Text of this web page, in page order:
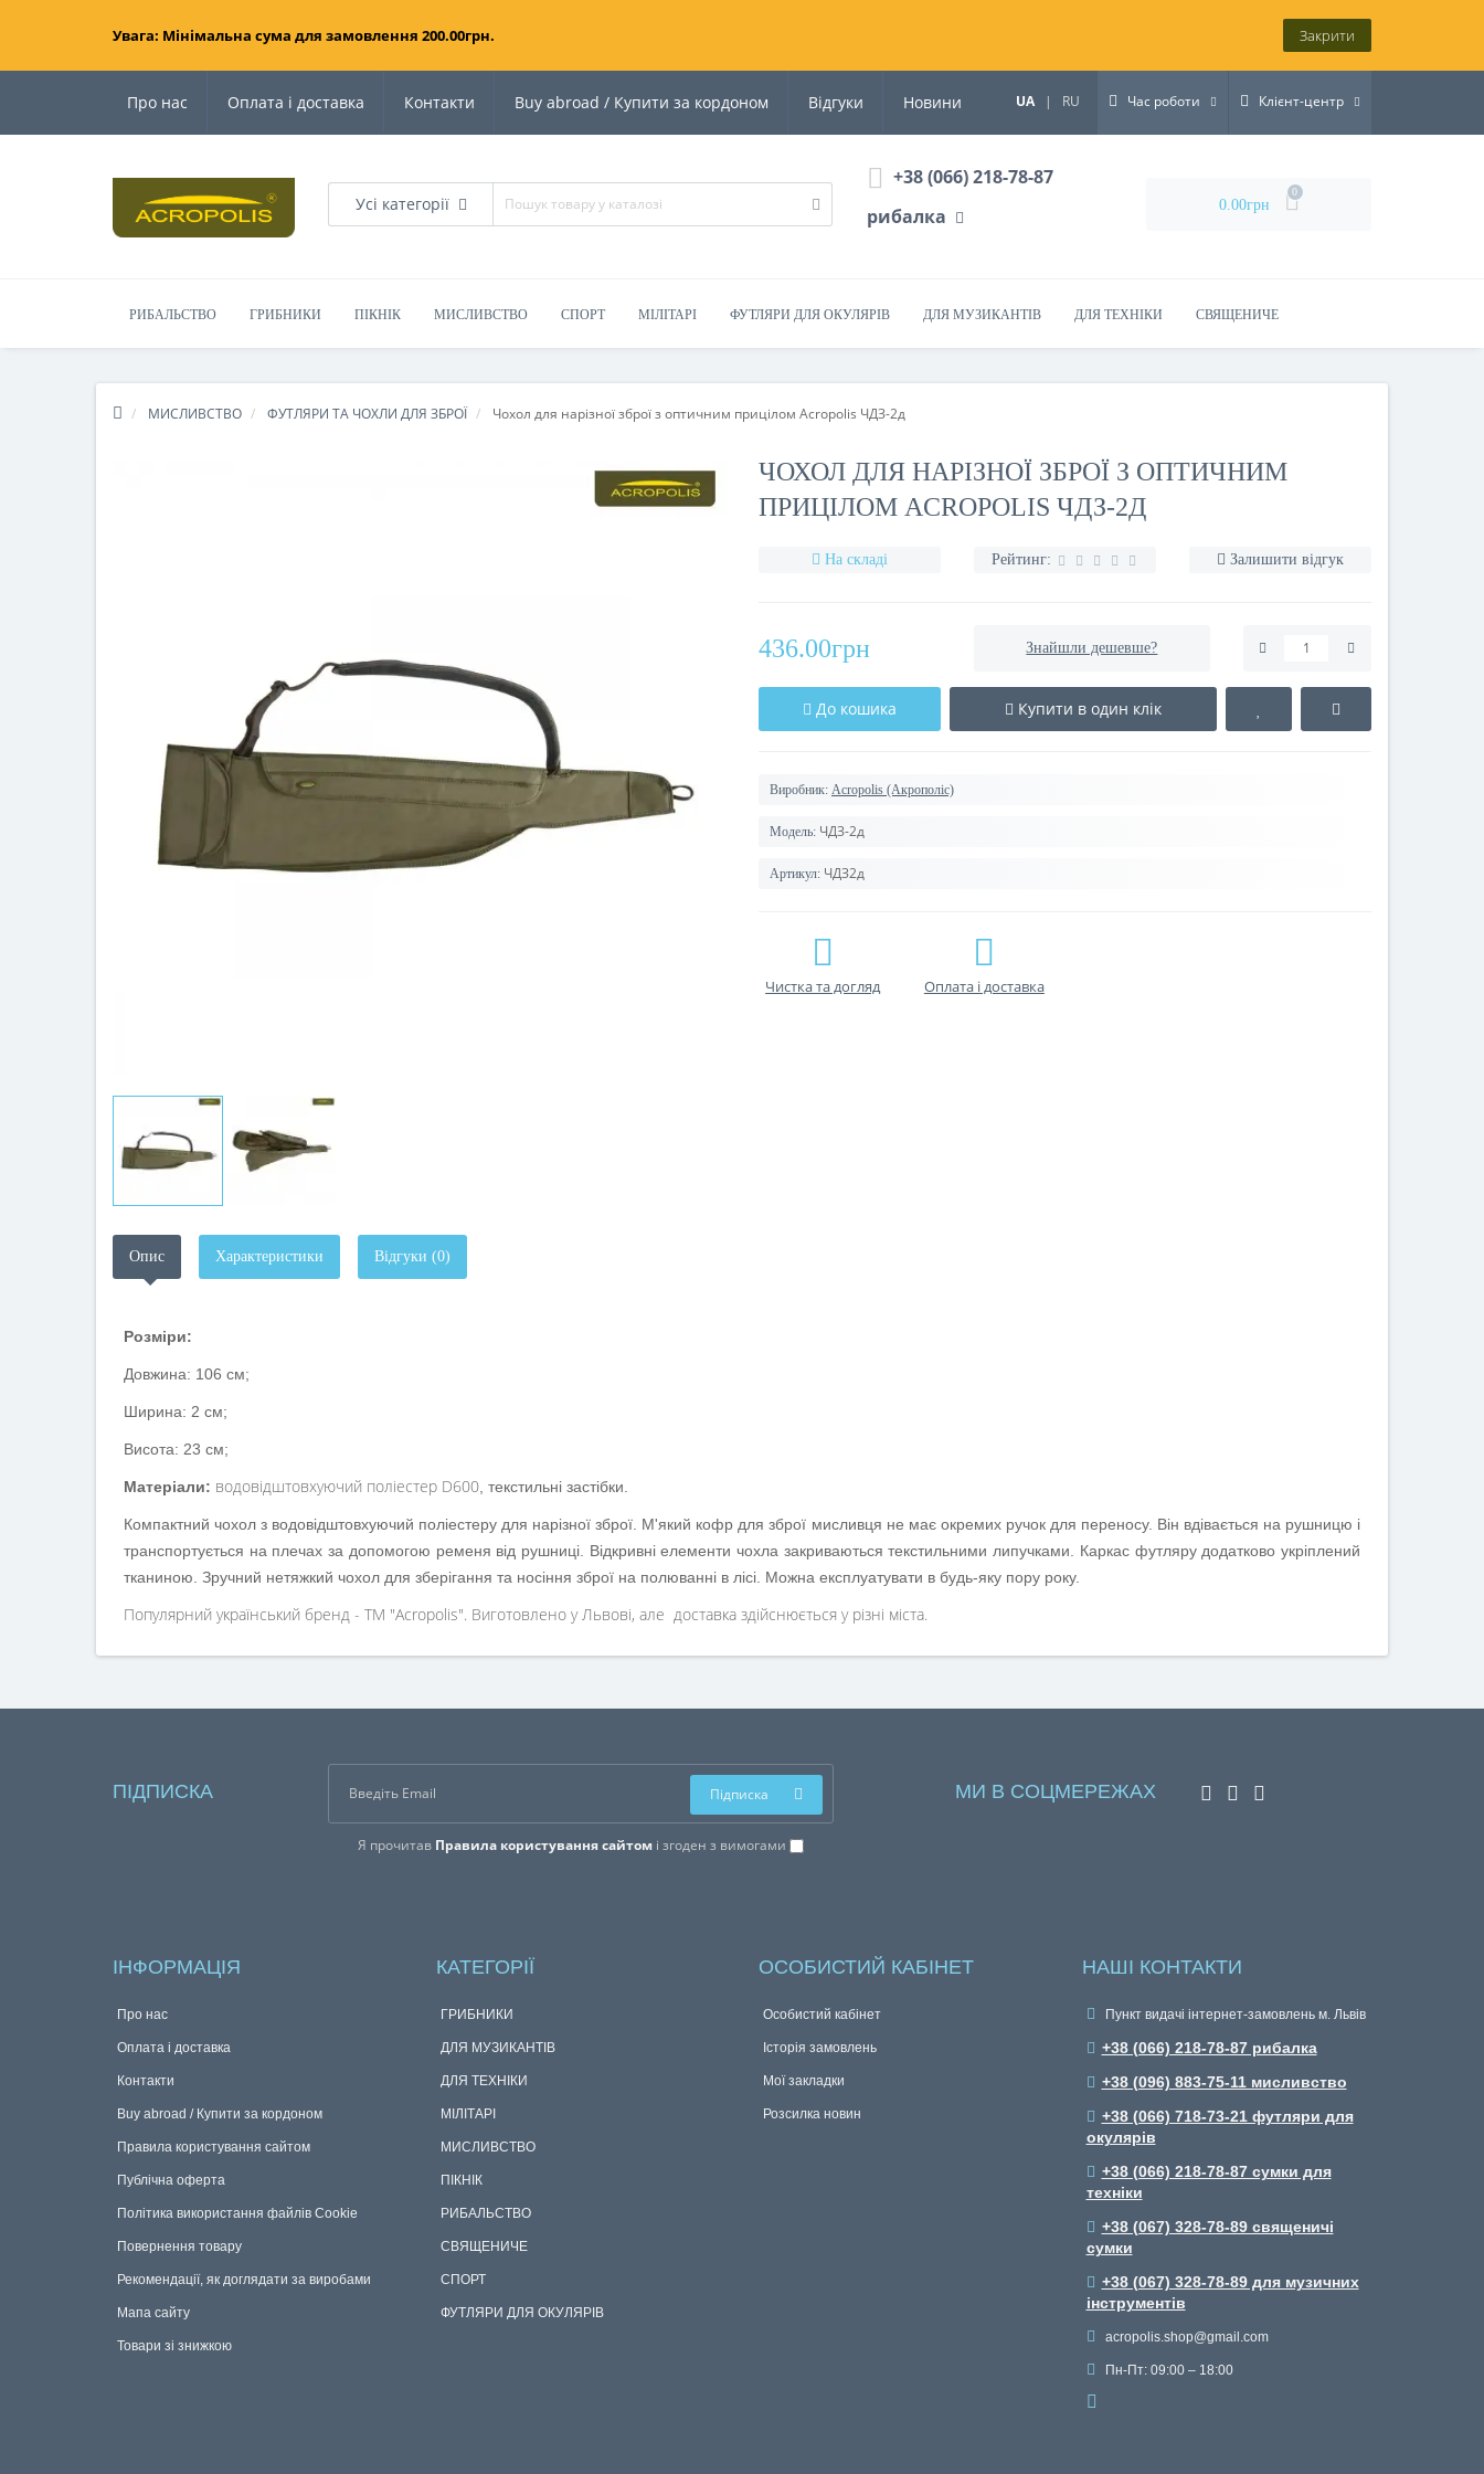
Увага: Мінімальна сума для замовлення 200.00грн. Закрити
Про нас Оплата і доставка Контакти Buy abroad / Купити за кордоном Відгуки Новини UA | RU Час роботи Клієнт-центр
Усі категорії
+38 (066) 218-78-87
рибалка
0.00грн
0
РИБАЛЬСТВО ГРИБНИКИ ПІКНІК МИСЛИВСТВО СПОРТ МІЛІТАРІ ФУТЛЯРИ ДЛЯ ОКУЛЯРІВ ДЛЯ МУЗИКАНТІВ ДЛЯ ТЕХНІКИ СВЯЩЕНИЧЕ
МИСЛИВСТВО ФУТЛЯРИ ТА ЧОХЛИ ДЛЯ ЗБРОЇ Чохол для нарізної зброї з оптичним прицілом Acropolis ЧДЗ-2д
ЧОХОЛ ДЛЯ НАРІЗНОЇ ЗБРОЇ З ОПТИЧНИМ
ПРИЦІЛОМ ACROPOLIS ЧДЗ-2Д
На складі Рейтинг: Залишити відгук
436.00грн Знайшли дешевше?
До кошика Купити в один клік
Виробник: Acropolis (Акрополіс)
Модель: ЧДЗ-2д
Артикул: ЧДЗ2д
Чистка та догляд Оплата і доставка
Опис Характеристики Відгуки (0)
Розміри:
Довжина: 106 см;
Ширина: 2 см;
Висота: 23 см;
Матеріали: водовідштовхуючий поліестер D600 , текстильні застібки.
Компактний чохол з водовідштовхуючий поліестеру для нарізної зброї. М'який кофр для зброї мисливця не має окремих ручок для переносу. Він вдівається на рушницю і
транспортується на плечах за допомогою ременя від рушниці. Відкривні елементи чохла закриваються текстильними липучками. Каркас футляру додатково укріплений
тканиною. Зручний нетяжкий чохол для зберігання та носіння зброї на полюванні в лісі. Можна експлуатувати в будь-яку пору року.
Популярний український бренд - ТМ "Acropolis". Виготовлено у Львові, але доставка здійснюється у різні міста.
ПІДПИСКА
Я прочитав Правила користування сайтомі згоден з вимогами
Підписка МИ В СОЦМЕРЕЖАХ
ІНФОРМАЦІЯ
Про нас
Оплата і доставка
Контакти
Buy abroad / Купити за кордоном
Правила користування сайтом
Публічна оферта
Політика використання файлів Cookie
Повернення товару
Рекомендації, як доглядати за виробами
Мапа сайту
Товари зі знижкою
КАТЕГОРІЇ
ГРИБНИКИ
ДЛЯ МУЗИКАНТІВ
ДЛЯ ТЕХНІКИ
МІЛІТАРІ
МИСЛИВСТВО
ПІКНІК
РИБАЛЬСТВО
СВЯЩЕНИЧЕ
СПОРТ
ФУТЛЯРИ ДЛЯ ОКУЛЯРІВ
ОСОБИСТИЙ КАБІНЕТ
Особистий кабінет
Історія замовлень
Мої закладки
Розсилка новин
НАШІ КОНТАКТИ
Пункт видачі інтернет-замовлень м. Львів
+38 (066) 218-78-87 рибалка
+38 (096) 883-75-11 мисливство
+38 (066) 718-73-21 футляри для
окулярів
+38 (066) 218-78-87 сумки для
техніки
+38 (067) 328-78-89 священичі
сумки
+38 (067) 328-78-89 для музичних
інструментів
acropolis.shop@gmail.com
Пн-Пт: 09:00 – 18:00